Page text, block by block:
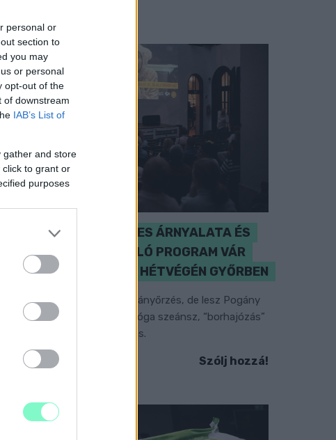
personal or
section to
you may
or personal
opt-out of the
of downstream
IAB’s List of
gather and store
to grant or
purposes
A BAROKK ÖSSZES ÁRNYALATA ÉS
MÉG EGY SOR KIVÁLÓ PROGRAM VÁR
MINDENKIT EZEN A HÉTVÉGÉN GYŐRBEN
Középpontban a hagyományőrzés, de lesz Pogány
Induló és Majka koncert, jóga szeánsz, “borhajózás”
és egy csomó minden más.
Szólj hozzá!